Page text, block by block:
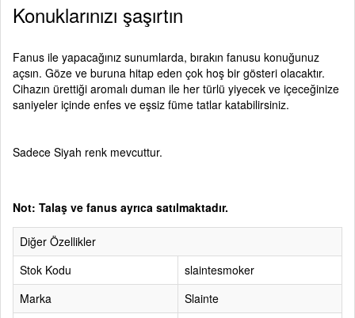
Konuklarınızı şaşırtın
Fanus ile yapacağınız sunumlarda, bırakın fanusu konuğunuz
açsın. Göze ve buruna hitap eden çok hoş bir gösteri olacaktır.
Cihazın ürettiği aromalı duman ile her türlü yiyecek ve içeceğinize
saniyeler içinde enfes ve eşsiz füme tatlar katabilirsiniz.
Sadece Siyah renk mevcuttur.
Not: Talaş ve fanus ayrıca satılmaktadır.
Diğer Özellikler
Stok Kodu
slaintesmoker
Marka
Slainte